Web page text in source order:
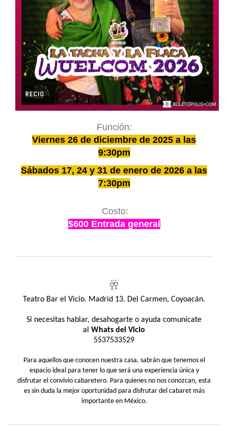
Función:
Viernes 26 de diciembre de 2025 a las
9:30pm
Sábados 17, 24 y 31 de enero de 2026 a las
7:30pm
Costo:
$600 Entrada general
🥂
Teatro Bar el Vicio. Madrid 13. Del Carmen, Coyoacán.
Si necesitas hablar, desahogarte o ayuda comunícate
al Whats del Vicio
5537533529
Para aquellos que conocen nuestra casa, sabrán que tenemos el
espacio ideal para tener lo que será una experiencia única y
disfrutar el convivio cabaretero. Para quienes no nos conozcan, esta
es sin duda la mejor oportunidad para disfrutar del cabaret más
importante en México.